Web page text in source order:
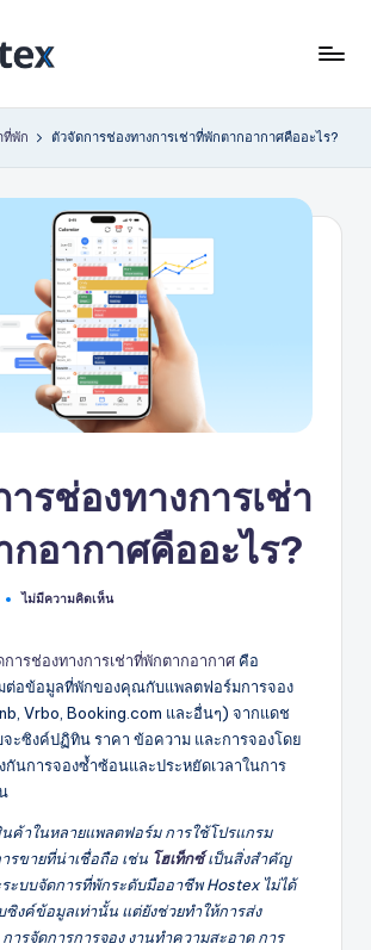
ที่พัก ตัวจัดการช่องทางการเช่าที่พักตากอากาศคืออะไร?
รช่องทางการเช่า
อากาศคืออะไร?
ไม่มีความคิดเห็น
ารช่องทางการเช่าที่พักตากอากาศ คือ
ต่อข้อมูลที่พักของคุณกับแพลตฟอร์มการจอง
Vrbo, Booking.com และอื่นๆ) จากแดช
จะซิงค์ปฏิทิน ราคา ข้อความ และการจองโดย
กันการจองซ้ำซ้อนและประหยัดเวลาในการ
ค้าในหลายแพลตฟอร์ม การใช้โปรแกรม
รขายที่น่าเชื่อถือ เช่น โฮเท็กซ์เป็นสิ่งสำคัญ
ระบบจัดการที่พักระดับมืออาชีพ Hostex ไม่ได้
ซิงค์ข้อมูลเท่านั้น แต่ยังช่วยทำให้การส่ง
ารจัดการการจอง งานทำความสะอาด การ